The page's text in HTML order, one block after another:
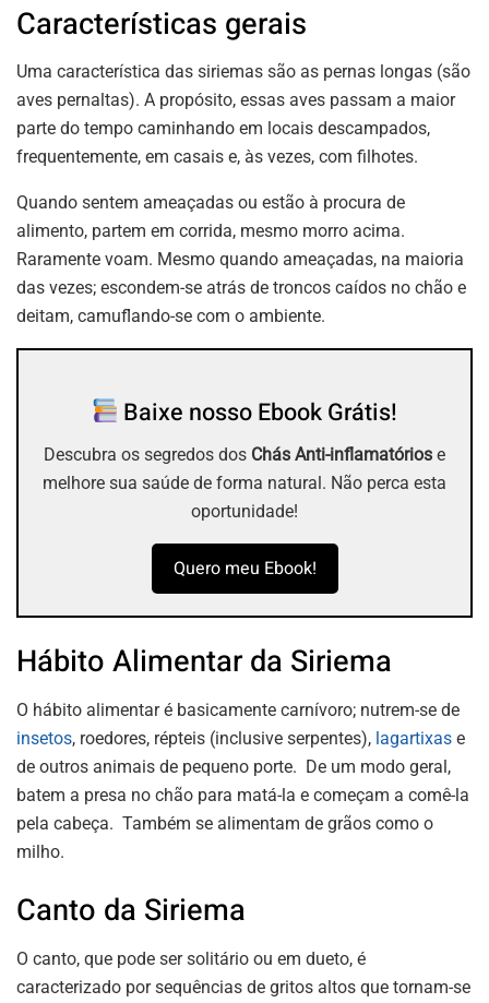
Características gerais
Uma característica das siriemas são as pernas longas (são
aves pernaltas). A propósito, essas aves passam a maior
parte do tempo caminhando em locais descampados,
frequentemente, em casais e, às vezes, com filhotes.
Quando sentem ameaçadas ou estão à procura de
alimento, partem em corrida, mesmo morro acima.
Raramente voam. Mesmo quando ameaçadas, na maioria
das vezes; escondem-se atrás de troncos caídos no chão e
deitam, camuflando-se com o ambiente.
Baixe nosso Ebook Grátis!
Descubra os segredos dos Chás Anti-inflamatórios e
melhore sua saúde de forma natural. Não perca esta
oportunidade!
Quero meu Ebook!
Hábito Alimentar da Siriema
O hábito alimentar é basicamente carnívoro; nutrem-se de
insetos, roedores, répteis (inclusive serpentes), lagartixas e
de outros animais de pequeno porte. De um modo geral,
batem a presa no chão para matá-la e começam a comê-la
pela cabeça. Também se alimentam de grãos como o
milho.
Canto da Siriema
O canto, que pode ser solitário ou em dueto, é
caracterizado por sequências de gritos altos que tornam-se